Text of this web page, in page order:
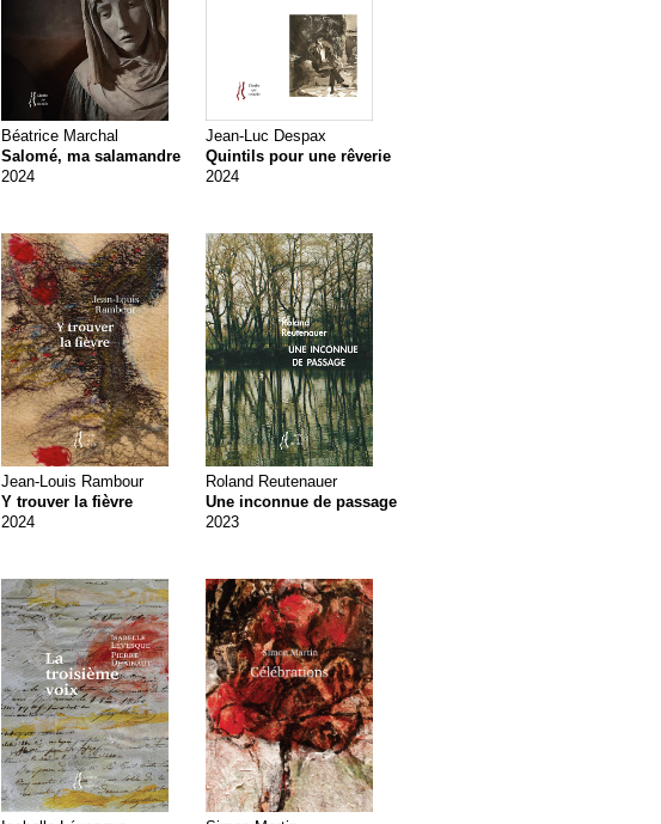
Béatrice Marchal
Salomé, ma salamandre
2024
Jean-Luc Despax
Quintils pour une rêverie
2024
Jean-Louis Rambour
Y trouver la fièvre
2024
Roland Reutenauer
Une inconnue de passage
2023